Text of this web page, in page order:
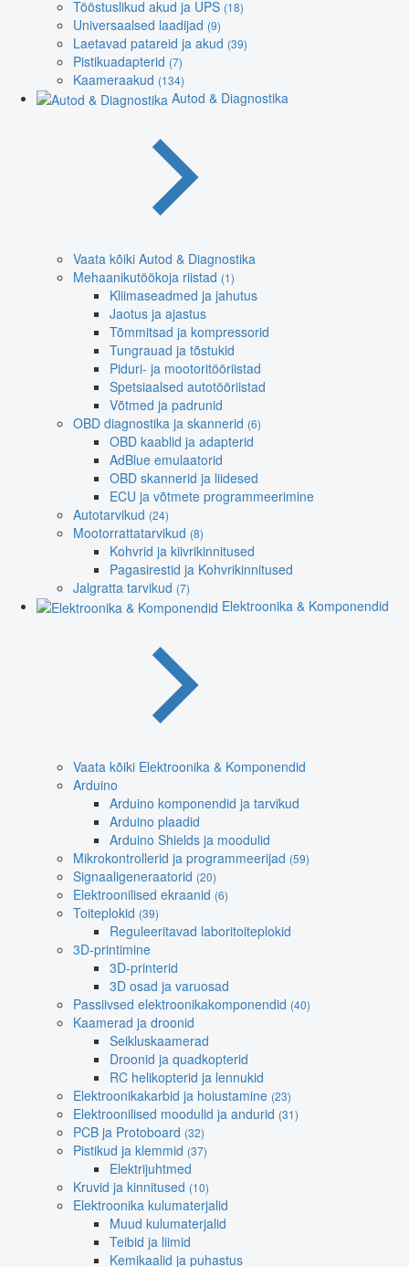
Tööstuslikud akud ja UPS (18)
Universaalsed laadijad (9)
Laetavad patareid ja akud (39)
Pistikuadapterid (7)
Kaameraakud (134)
Autod & Diagnostika
Vaata kõiki Autod & Diagnostika
Mehaanikutöökoja riistad (1)
Kliimaseadmed ja jahutus
Jaotus ja ajastus
Tõmmitsad ja kompressorid
Tungrauad ja tõstukid
Piduri- ja mootoritööriistad
Spetsiaalsed autotööriistad
Võtmed ja padrunid
OBD diagnostika ja skannerid (6)
OBD kaablid ja adapterid
AdBlue emulaatorid
OBD skannerid ja liidesed
ECU ja võtmete programmeerimine
Autotarvikud (24)
Mootorrattatarvikud (8)
Kohvrid ja kiivrikinnitused
Pagasirestid ja Kohvrikinnitused
Jalgratta tarvikud (7)
Elektroonika & Komponendid
Vaata kõiki Elektroonika & Komponendid
Arduino
Arduino komponendid ja tarvikud
Arduino plaadid
Arduino Shields ja moodulid
Mikrokontrollerid ja programmeerijad (59)
Signaaligeneraatorid (20)
Elektroonilised ekraanid (6)
Toiteplokid (39)
Reguleeritavad laboritoiteplokid
3D-printimine
3D-printerid
3D osad ja varuosad
Passiivsed elektroonikakomponendid (40)
Kaamerad ja droonid
Seikluskaamerad
Droonid ja quadkopterid
RC helikopterid ja lennukid
Elektroonikakarbid ja hoiustamine (23)
Elektroonilised moodulid ja andurid (31)
PCB ja Protoboard (32)
Pistikud ja klemmid (37)
Elektrijuhtmed
Kruvid ja kinnitused (10)
Elektroonika kulumaterjalid
Muud kulumaterjalid
Teibid ja liimid
Kemikaalid ja puhastus